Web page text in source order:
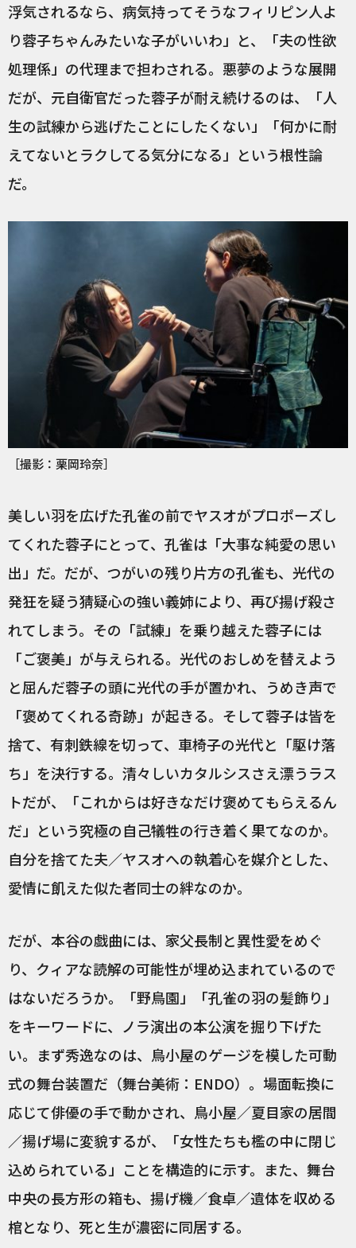
浮気されるなら、病気持ってそうなフィリピン人よ
り蓉子ちゃんみたいな子がいいわ」と、「夫の性欲
処理係」の代理まで担わされる。悪夢のような展開
だが、元自衛官だった蓉子が耐え続けるのは、「人
生の試練から逃げたことにしたくない」「何かに耐
えてないとラクしてる気分になる」という根性論
だ。
［撮影：栗岡玲奈］
美しい羽を広げた孔雀の前でヤスオがプロポーズし
てくれた蓉子にとって、孔雀は「大事な純愛の思い
出」だ。だが、つがいの残り片方の孔雀も、光代の
発狂を疑う猜疑心の強い義姉により、再び揚げ殺さ
れてしまう。その「試練」を乗り越えた蓉子には
「ご褒美」が与えられる。光代のおしめを替えよう
と屈んだ蓉子の頭に光代の手が置かれ、うめき声で
「褒めてくれる奇跡」が起きる。そして蓉子は皆を
捨て、有刺鉄線を切って、車椅子の光代と「駆け落
ち」を決行する。清々しいカタルシスさえ漂うラス
トだが、「これからは好きなだけ褒めてもらえるん
だ」という究極の自己犠牲の行き着く果てなのか。
自分を捨てた夫／ヤスオへの執着心を媒介とした、
愛情に飢えた似た者同士の絆なのか。
だが、本谷の戯曲には、家父長制と異性愛をめぐ
り、クィアな読解の可能性が埋め込まれているので
はないだろうか。「野鳥園」「孔雀の羽の髪飾り」
をキーワードに、ノラ演出の本公演を掘り下げた
い。まず秀逸なのは、鳥小屋のゲージを模した可動
式の舞台装置だ（舞台美術：ENDO）。場面転換に
応じて俳優の手で動かされ、鳥小屋／夏目家の居間
／揚げ場に変貌するが、「女性たちも檻の中に閉じ
込められている」ことを構造的に示す。また、舞台
中央の長方形の箱も、揚げ機／食卓／遺体を収める
棺となり、死と生が濃密に同居する。